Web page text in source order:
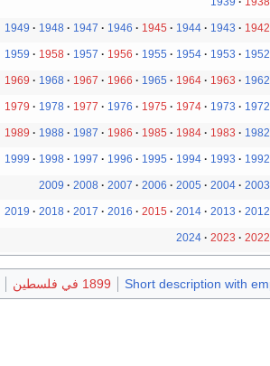
1942
1943
1944
1945
1946
1947
1948
1949
1952
1953
1954
1955
1956
1957
1958
1959
1962
1963
1964
1965
1966
1967
1968
1969
1972
1973
1974
1975
1976
1977
1978
1979
1982
1983
1984
1985
1986
1987
1988
1989
1992
1993
1994
1995
1996
1997
1998
1999
2003
2004
2005
2006
2007
2008
2009
2012
2013
2014
2015
2016
2017
2018
2019
2022
2023
2024
Short description with 1899 في فلسطين